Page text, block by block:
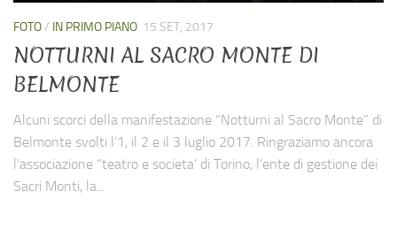
Contatti
FOTO/ IN PRIMO PIANO 15 SET, 2017
NOTTURNI AL SACRO MONTE DI
BELMONTE
Alcuni scorci della manifestazione “Notturni al Sacro Monte” di
Belmonte svolti l’1, il 2 e il 3 luglio 2017. Ringraziamo ancora
l’associazione “teatro e societa’ di Torino, l’ente di gestione dei
Sacri Monti, la...